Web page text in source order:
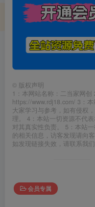
© 版权声明
1：本网站名称：二当家网创
https://www.rdj18.com/ 3：
大家学习与参考，如有侵权
理。 4：本站一切资源不代
对其真实性负责。 5：本站
的相关信息，访客发现请向
如发现链接失效，请联系我
会员专属